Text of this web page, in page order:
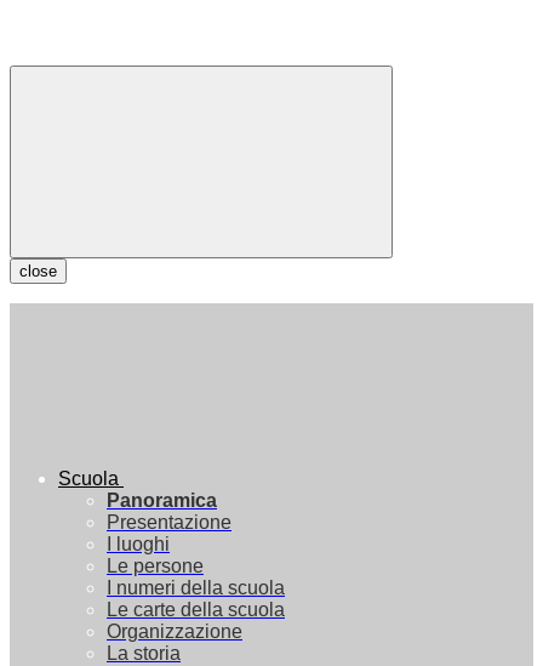
close
Scuola
Panoramica
Presentazione
I luoghi
Le persone
I numeri della scuola
Le carte della scuola
Organizzazione
La storia